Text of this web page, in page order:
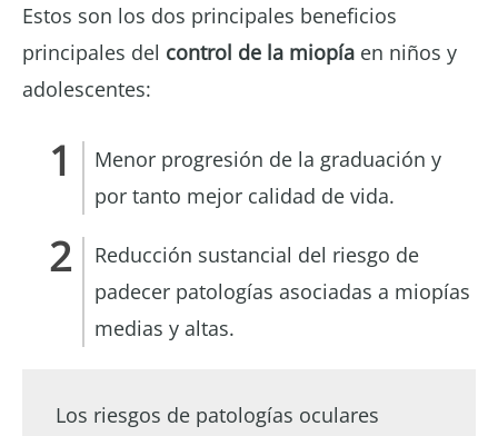
Estos son los dos principales beneficios
principales del control de la miopía en niños y
adolescentes:
Menor progresión de la graduación y
por tanto mejor calidad de vida.
Reducción sustancial del riesgo de
padecer patologías asociadas a miopías
medias y altas.
Los riesgos de patologías oculares